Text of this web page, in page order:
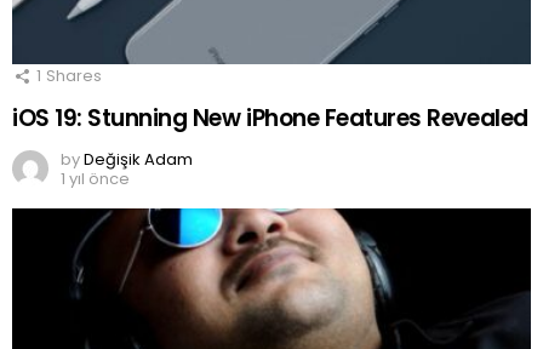
1 Shares
iOS 19: Stunning New iPhone Features Revealed
byDeğişik Adam
1 yıl önce